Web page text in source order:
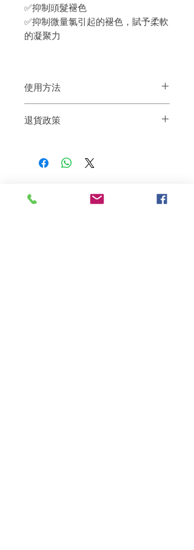
✅抑制頭髮褪色
✅抑制微量氯引起的褪色，賦予柔軟
的凝聚力
使用方法
然後沖洗乾淨
退貨政策
到我們的產品後的前7天內通過電子郵件
相關產品